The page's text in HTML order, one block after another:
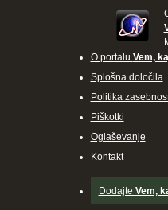
O portalu Vem,
Splošna določila
Politika
Piškotki
Oglaševanje
Kontakt
Dodajte Vem,